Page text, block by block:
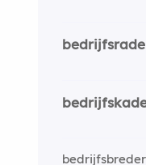
bedrijfsbreder